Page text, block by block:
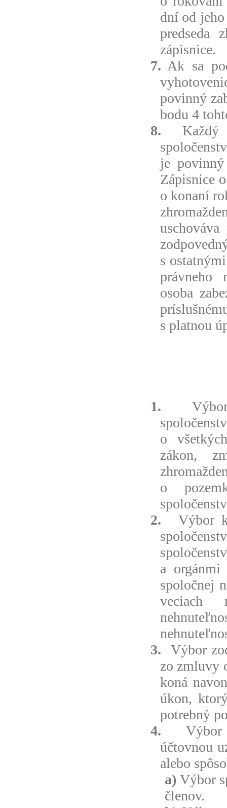
dní od
predseda
zápisnice.
7. Ak sa
povinný
bodu 4
8. Každý
je
Zápisnice
o konaní
s
právneho
osoba
s platnou
1.
o
zákon,
o
2.
Výbor
a orgánmi
spoločnej
veciach
3.
Výbor
zo zmluvy
koná
úkon,
potrebný
4.
Výbor
účtovnou
alebo
a)Výbor
členov.